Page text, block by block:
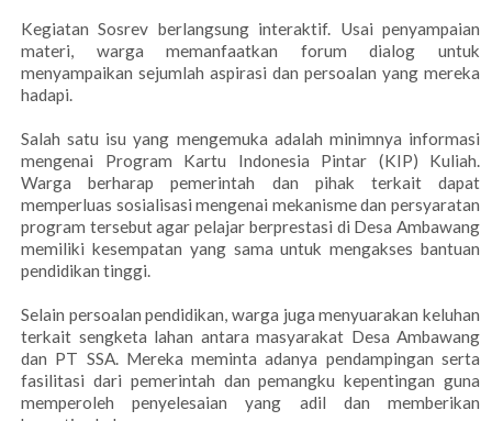
Kegiatan Sosrev berlangsung interaktif. Usai penyampaian
materi, warga memanfaatkan forum dialog untuk
menyampaikan sejumlah aspirasi dan persoalan yang mereka
hadapi.
Salah satu isu yang mengemuka adalah minimnya informasi
mengenai Program Kartu Indonesia Pintar (KIP) Kuliah.
Warga berharap pemerintah dan pihak terkait dapat
memperluas sosialisasi mengenai mekanisme dan persyaratan
program tersebut agar pelajar berprestasi di Desa Ambawang
memiliki kesempatan yang sama untuk mengakses bantuan
pendidikan tinggi.
Selain persoalan pendidikan, warga juga menyuarakan keluhan
terkait sengketa lahan antara masyarakat Desa Ambawang
dan PT SSA. Mereka meminta adanya pendampingan serta
fasilitasi dari pemerintah dan pemangku kepentingan guna
memperoleh penyelesaian yang adil dan memberikan